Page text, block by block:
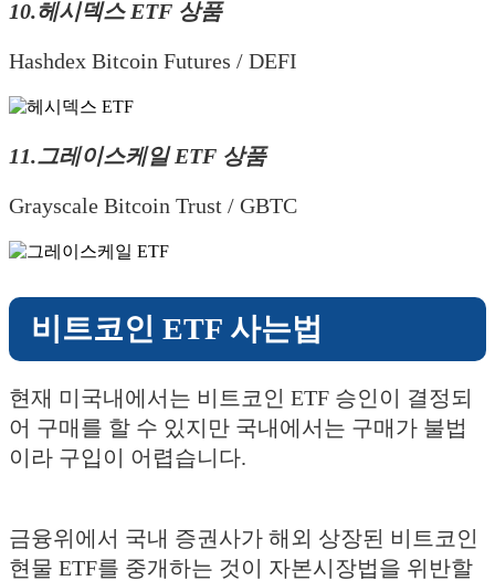
10.헤시덱스 ETF 상품
Hashdex Bitcoin Futures / DEFI
11.그레이스케일 ETF 상품
Grayscale Bitcoin Trust / GBTC
비트코인 ETF 사는법
현재 미국내에서는 비트코인 ETF 승인이 결정되
어 구매를 할 수 있지만 국내에서는 구매가 불법
이라 구입이 어렵습니다.
금융위에서 국내 증권사가 해외 상장된 비트코인
현물 ETF를 중개하는 것이 자본시장법을 위반할